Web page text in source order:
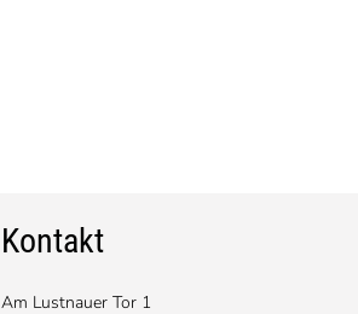
Kontakt
Am Lustnauer Tor 1